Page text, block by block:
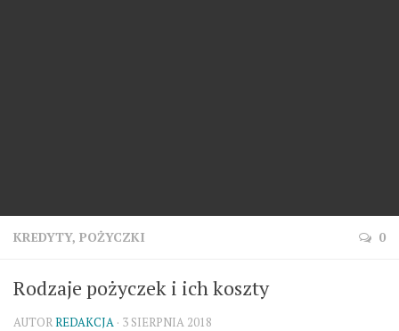
KREDYTY, POŻYCZKI 0
Rodzaje pożyczek i ich koszty
AUTORREDAKCJA · 3 SIERPNIA 2018